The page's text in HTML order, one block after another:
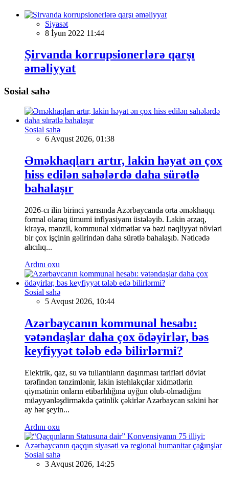
Siyasət
8 İyun 2022 11:44
Şirvanda korrupsionerlərə qarşı
əməliyyat
Sosial sahə
Sosial sahə
6 Avqust 2026, 01:38
Əməkhaqları artır, lakin həyat ən çox
hiss edilən sahələrdə daha sürətlə
bahalaşır
2026-cı ilin birinci yarısında Azərbaycanda orta əməkhaqqı
formal olaraq ümumi inflyasiyanı üstələyib. Lakin ərzaq,
kirayə, mənzil, kommunal xidmətlər və bəzi nəqliyyat növləri
bir çox işçinin gəlirindən daha sürətlə bahalaşıb. Nəticədə
alıcılıq...
Ardını oxu
Sosial sahə
5 Avqust 2026, 10:44
Azərbaycanın kommunal hesabı:
vətəndaşlar daha çox ödəyirlər, bəs
keyfiyyət tələb edə bilirlərmi?
Elektrik, qaz, su və tullantıların daşınması tarifləri dövlət
tərəfindən tənzimlənir, lakin istehlakçılar xidmətlərin
qiymətinin onların etibarlılığına uyğun olub-olmadığını
müəyyənləşdirməkdə çətinlik çəkirlər Azərbaycan sakini hər
ay hər şeyin...
Ardını oxu
Sosial sahə
3 Avqust 2026, 14:25